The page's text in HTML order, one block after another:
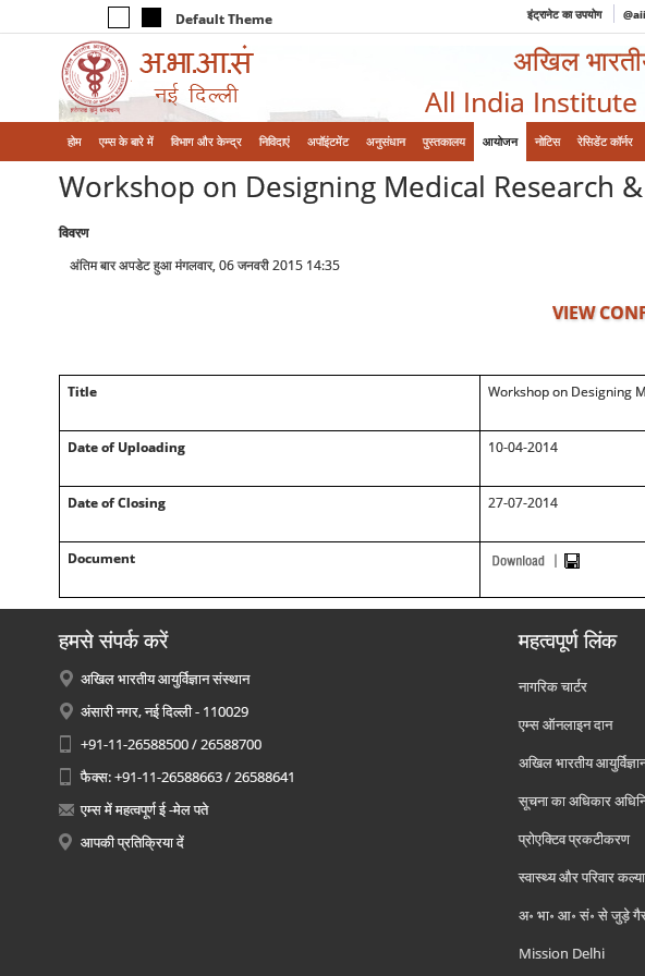
Default Theme इंट्रानेट का उपयोग
अखिल
All India Institute
होम एम्‍स के बारे में विभाग और केन्‍द्र निविदाएं अपॉइंटमेंट अनुसंधान पुस्तकालय आयोजन नोटिस रेसिडेंट कॉर्नर
Workshop on Designing Medical Research
विवरण
अंतिम बार अपडेट हुआ मंगलवार, 06 जनवरी 2015 14:35
VIEW
Title Workshop on Designing
Date of Uploading 10-04-2014
Date of Closing 27-07-2014
Document
हमसे संपर्क करें
अखिल भारतीय आयुर्विज्ञान संस्थान
अंसारी नगर, नई दिल्ली - 110029
+91-11-26588500 / 26588700
फैक्स: +91-11-26588663 / 26588641
एम्स में महत्वपूर्ण ई -मेल पते
आपकी प्रतिक्रिया दें
महत्वपूर्ण लिंक
नागरिक चार्टर
एम्स ऑनलाइन दान
अखिल भारतीय
सूचना का अधिकार
प्रोएक्टिव प्रकटीकरण
स्वास्थ्य और परिवार
अ॰ भा॰ आ॰ सं॰ से जुड़े
Mission Delhi